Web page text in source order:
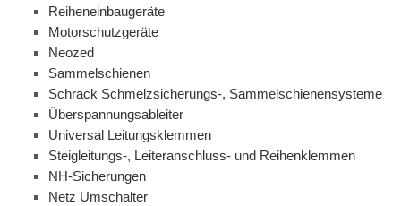
Reiheneinbaugeräte
Motorschutzgeräte
Neozed
Sammelschienen
Schrack Schmelzsicherungs-, Sammelschienensysteme
Überspannungsableiter
Universal Leitungsklemmen
Steigleitungs-, Leiteranschluss- und Reihenklemmen
NH-Sicherungen
Netz Umschalter